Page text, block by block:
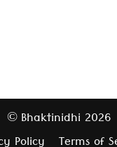
© Bhaktinidhi 2026